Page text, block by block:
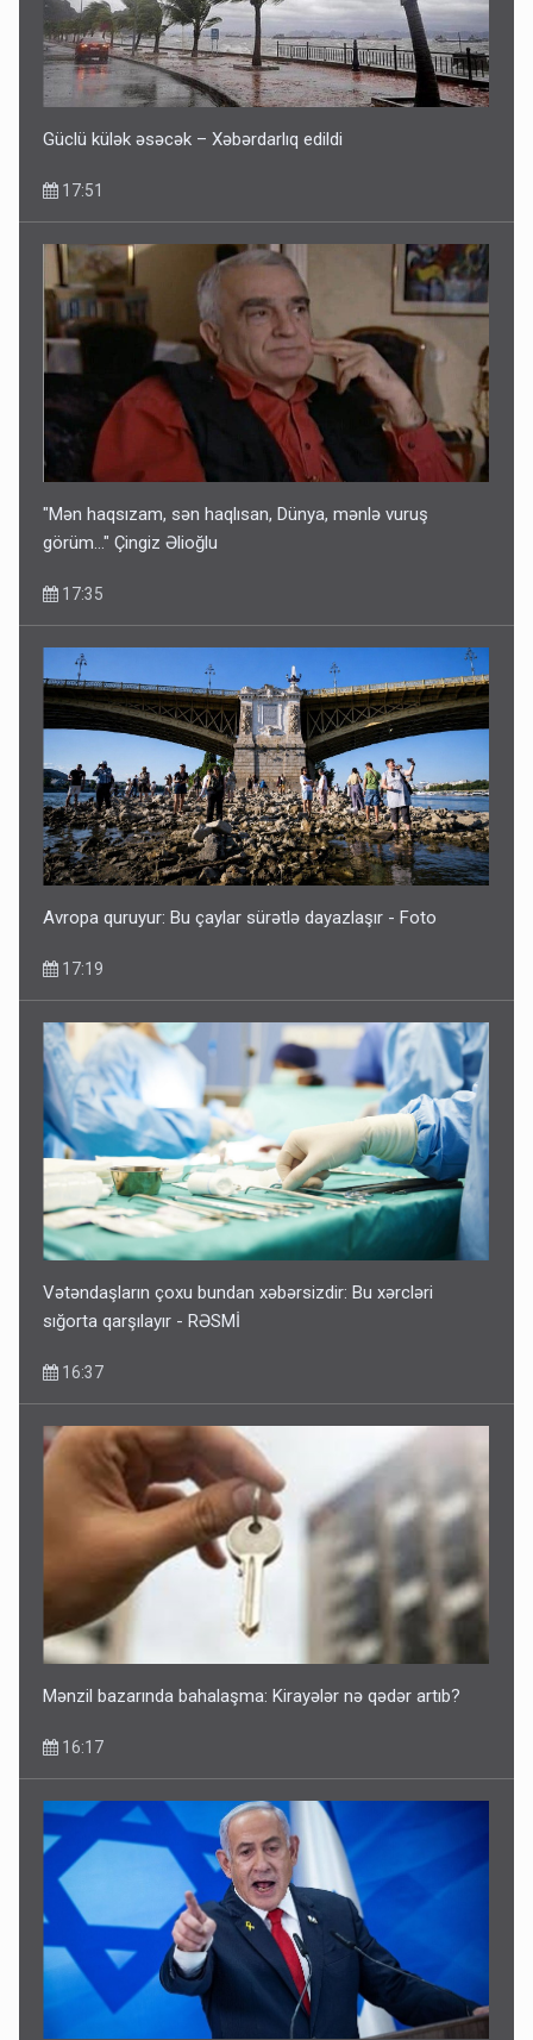
Fırıldaqçıların yeni silahı: Süni intellekt - Bunları etməzdən
əvvəl diqqətli olun
10:56
Güclü külək əsəcək – Xəbərdarlıq edildi
17:51
"Mən haqsızam, sən haqlısan, Dünya, mənlə vuruş
görüm..." Çingiz Əlioğlu
17:35
Avropa quruyur: Bu çaylar sürətlə dayazlaşır - Foto
17:19
Vətəndaşların çoxu bundan xəbərsizdir: Bu xərcləri
sığorta qarşılayır - RƏSMİ
16:37
Mənzil bazarında bahalaşma: Kirayələr nə qədər artıb?
16:17